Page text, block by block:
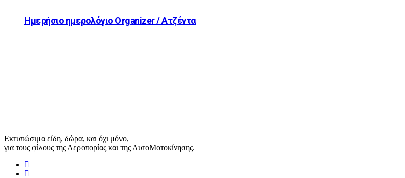
Ημερήσιο ημερολόγιο Organizer / Ατζέντα
Εκτυπώσιμα είδη, δώρα, και όχι μόνο,
για τους φίλους της Αεροπορίας και της ΑυτοΜοτοκίνησης.